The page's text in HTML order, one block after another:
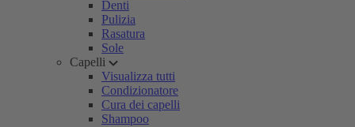
Denti
Pulizia
Rasatura
Sole
Capelli
Visualizza tutti
Condizionatore
Cura dei capelli
Shampoo